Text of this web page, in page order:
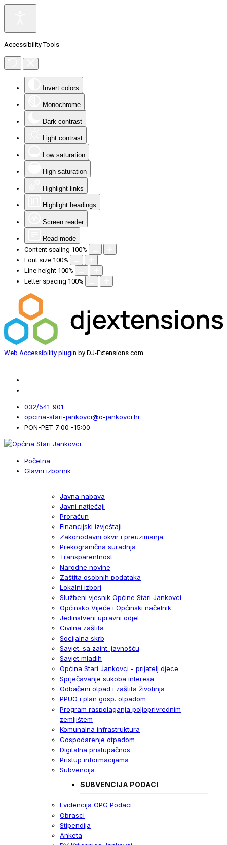
Accessibility Tools
Invert colors
Monochrome
Dark contrast
Light contrast
Low saturation
High saturation
Highlight links
Highlight headings
Screen reader
Read mode
Content scaling 100%
Font size 100%
Line height 100%
Letter spacing 100%
Web Accessibility plugin by DJ-Extensions.com
032/541-901
opcina-stari-jankovci@o-jankovci.hr
PON-PET 7:00 -15:00
Početna
Glavni izbornik
Javna nabava
Javni natječaji
Proračun
Financijski izvještaji
Zakonodavni okvir i preuzimanja
Prekogranična suradnja
Transparentnost
Narodne novine
Zaštita osobnih podataka
Lokalni izbori
Službeni vjesnik Općine Stari Jankovci
Općinsko Vijeće i Općinski načelnik
Jedinstveni upravni odjel
Civilna zaštita
Socijalna skrb
Savjet. sa zaint. javnošću
Savjet mladih
Općina Stari Jankovci - prijatelj djece
Sprječavanje sukoba interesa
Odbačeni otpad i zaštita životinja
PPUO i plan gosp. otpadom
Program raspolaganja poljoprivrednim
zemljištem
Komunalna infrastruktura
Gospodarenje otpadom
Digitalna pristupačnos
Pristup informacijama
Subvencija
SUBVENCIJA PODACI
Evidencija OPG Podaci
Obrasci
Stipendija
Anketa